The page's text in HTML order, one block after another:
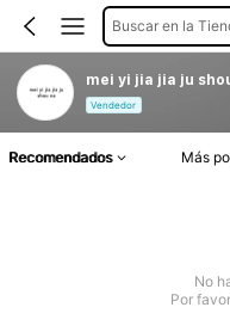
Buscar en la
mei yi jia jia ju
Vendedor
Recomendados Más
No
Por